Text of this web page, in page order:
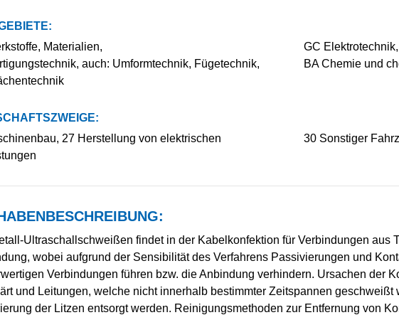
Materialien,
auch: Umformtechnik, Fügetechnik,
GC
BA Chemie und
27 Herstellung von elektrischen
30 Sonstiger
Ultraschallschweißen findet in der Kabelkonfektion für Verbindungen aus
wobei aufgrund der Sensibilität des Verfahrens Passivierungen und
Verbindungen führen bzw. die Anbindung verhindern. Ursachen der
und Leitungen, welche nicht innerhalb bestimmter Zeitspannen geschweißt
der Litzen entsorgt werden. Reinigungsmethoden zur Entfernung von